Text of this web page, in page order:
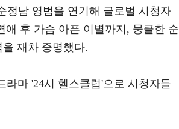
정남 영범을 연기해 글로벌 시청자
후 가슴 아픈 이별까지, 뭉클한 순
재차 증명했다.
라마 '24시 헬스클럽'으로 시청자들